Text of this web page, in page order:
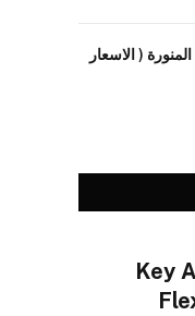
( الاسعار
Key